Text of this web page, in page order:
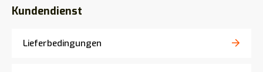
Kundendienst
Lieferbedingungen